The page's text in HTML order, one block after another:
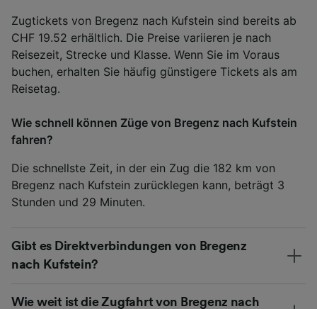
Zugtickets von Bregenz nach Kufstein sind bereits ab
CHF 19.52 erhältlich. Die Preise variieren je nach
Reisezeit, Strecke und Klasse. Wenn Sie im Voraus
buchen, erhalten Sie häufig günstigere Tickets als am
Reisetag.
Wie schnell können Züge von Bregenz nach Kufstein
fahren?
Die schnellste Zeit, in der ein Zug die 182 km von
Bregenz nach Kufstein zurücklegen kann, beträgt 3
Stunden und 29 Minuten.
Gibt es Direktverbindungen von Bregenz
nach Kufstein?
Wie weit ist die Zugfahrt von Bregenz nach